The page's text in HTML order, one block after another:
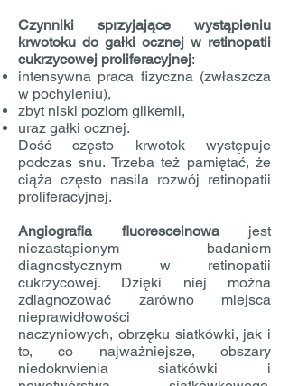
Czynniki sprzyjające wystąpieniu
krwotoku do gałki ocznej w retinopatii
cukrzycowej proliferacyjnej:
intensywna praca fizyczna (zwłaszcza
w pochyleniu),
zbyt niski poziom glikemii,
uraz gałki ocznej.
Dość często krwotok występuje
podczas snu. Trzeba też pamiętać, że
ciąża często nasila rozwój retinopatii
proliferacyjnej.
Angiografia fluoresceinowajest
niezastąpionym badaniem
diagnostycznym w retinopatii
cukrzycowej. Dzięki niej można
zdiagnozować zarówno miejsca
nieprawidłowości
naczyniowych, obrzęku siatkówki, jak i
to, co najważniejsze, obszary
niedokrwienia siatkówki i